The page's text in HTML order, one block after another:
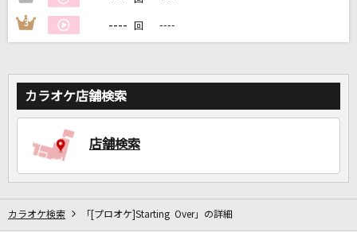
3 ---- 回 ----
カラオケ店舗検索
店舗検索
カラオケ検索 「[プロオケ]Starting Over」の詳細